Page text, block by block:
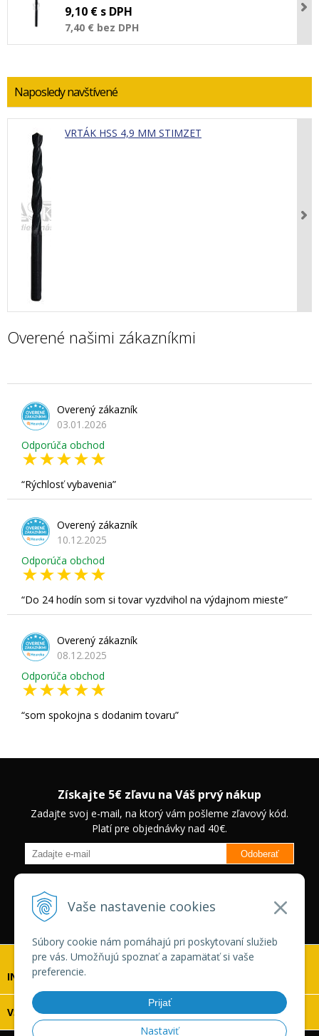
Vaše nastavenie cookies
Súbory cookie nám pomáhajú pri poskytovaní služieb
pre vás. Umožňujú spoznať a zapamätať si vaše
preferencie.
Prijať
Nastaviť
9,10 € s DPH
7,40 € bez DPH
Naposledy navštívené
VRTÁK HSS 4,9 MM STIMZET
Overené našimi zákazníkmi
Overený zákazník
03.01.2026
Odporúča obchod
Rýchlosť vybavenia
Overený zákazník
10.12.2025
Odporúča obchod
Do 24 hodín som si tovar vyzdvihol na výdajnom mieste
Overený zákazník
08.12.2025
Odporúča obchod
som spokojna s dodanim tovaru
Získajte 5€ zľavu na Váš prvý nákup
Zadajte svoj e-mail, na ktorý vám pošleme zľavový kód.
Platí pre objednávky nad 40€.
Odoberať
zľavách na vybrané produkty.
Neplatí pre Veľkoobchodných
zákazníkov.
INFOLINKA
VŠETKO O NÁKUPE